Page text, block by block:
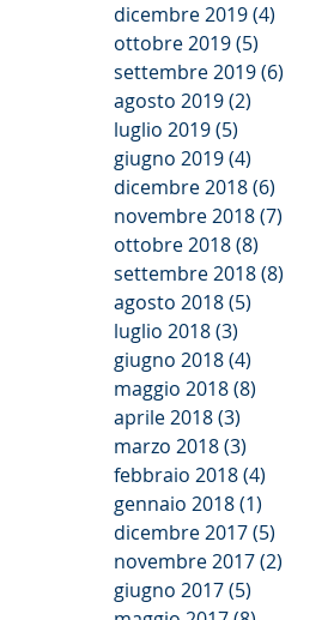
dicembre 2019(4)
ottobre 2019(5)
settembre 2019(6)
agosto 2019(2)
luglio 2019(5)
giugno 2019(4)
dicembre 2018(6)
novembre 2018(7)
ottobre 2018(8)
settembre 2018(8)
agosto 2018(5)
luglio 2018(3)
giugno 2018(4)
maggio 2018(8)
aprile 2018(3)
marzo 2018(3)
febbraio 2018(4)
gennaio 2018(1)
dicembre 2017(5)
novembre 2017(2)
giugno 2017(5)